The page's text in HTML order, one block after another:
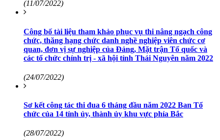
(11/07/2022)
Công bố tài liệu tham khảo phục vụ thi nâng ngạch công
chức, thăng hạng chức danh nghề nghiệp viên chức cơ
quan, đơn vị sự nghiệp của Đảng, Mặt trận Tổ quốc và
các tổ chức chính trị - xã hội tỉnh Thái Nguyên năm 2022
(24/07/2022)
Sơ kết công tác thi đua 6 tháng đầu năm 2022 Ban Tổ
chức của 14 tỉnh ủy, thành ủy khu vực phía Bắc
(28/07/2022)